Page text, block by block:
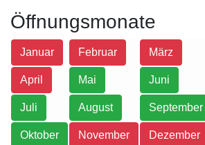
Öffnungsmonate
Januar Februar März
April Mai Juni
Juli August September
Oktober November Dezember